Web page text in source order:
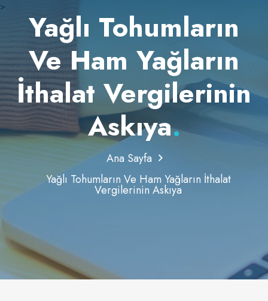
>
Yağlı Tohumların
Ve Ham Yağların
İthalat Vergilerinin
Askıya.
Ana Sayfa
Yağlı Tohumların Ve Ham Yağların İthalat
Vergilerinin Askıya